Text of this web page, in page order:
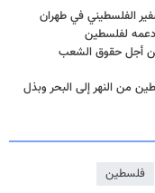
الفلسطيني في طهران
دعمه لفلسطين
من أجل حقوق الشعب
من النهر إلى البحر وبذل
فلسطين